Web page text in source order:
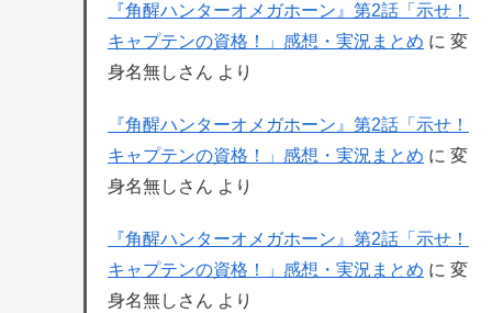
『角醒ハンターオメガホーン』第2話「示せ！
キャプテンの資格！」感想・実況まとめ に 変
身名無しさん より
『角醒ハンターオメガホーン』第2話「示せ！
キャプテンの資格！」感想・実況まとめ に 変
身名無しさん より
『角醒ハンターオメガホーン』第2話「示せ！
キャプテンの資格！」感想・実況まとめ に 変
身名無しさん より